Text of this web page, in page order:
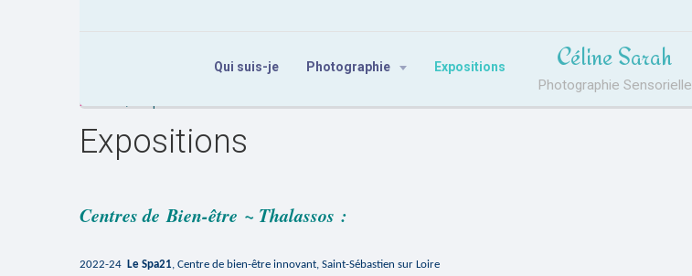
Qui suis-je Photographie Expositions Céline Sarah
Photographie Sensorielle
Accueil
Expositions
Centres deBien-être ~ Thalassos :
2022-24 Le Spa21, Centre de bien-être innovant, Saint-Sébastien sur Loire